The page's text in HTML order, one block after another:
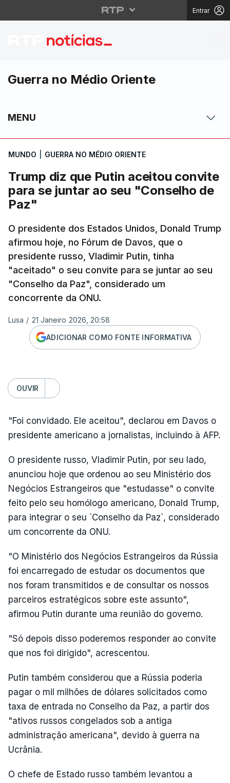
Entrar
Trump diz que Putin
Guerra no Médio Oriente
MENU
MUNDO GUERRA NO MÉDIO ORIENTE
Trump diz que Putin aceitou convite
para se juntar ao seu "Conselho de
Paz"
O presidente dos Estados Unidos, Donald Trump
afirmou hoje, no Fórum de Davos, que o
presidente russo, Vladimir Putin, tinha
"aceitado" o seu convite para se juntar ao seu
"Conselho da Paz", considerado um
concorrente da ONU.
Lusa / 21 Janeiro 2026, 20:58
ADICIONAR COMO FONTE INFORMATIVA
OUVIR
"Foi convidado. Ele aceitou", declarou em Davos o
presidente americano a jornalistas, incluindo à AFP.
O presidente russo, Vladimir Putin, por seu lado,
anunciou hoje que ordenou ao seu Ministério dos
Negócios Estrangeiros que "estudasse" o convite
feito pelo seu homólogo americano, Donald Trump,
para integrar o seu `Conselho da Paz`, considerado
um concorrente da ONU.
"O Ministério dos Negócios Estrangeiros da Rússia
foi encarregado de estudar os documentos que
nos foram transmitidos e de consultar os nossos
parceiros estratégicos sobre este assunto",
afirmou Putin durante uma reunião do governo.
"Só depois disso poderemos responder ao convite
que nos foi dirigido", acrescentou.
Putin também considerou que a Rússia poderia
pagar o mil milhões de dólares solicitados como
taxa de entrada no Conselho da Paz, a partir dos
"ativos russos congelados sob a antiga
administração americana", devido à guerra na
Ucrânia.
O chefe de Estado russo também levantou a